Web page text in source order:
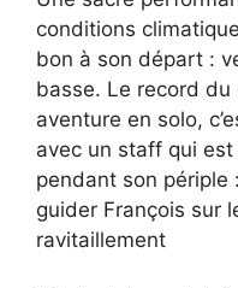
conditions
bon à son départ :
basse. Le record du
aventure en solo,
avec un staff qui
pendant son périple
guider François sur
ravitaillement